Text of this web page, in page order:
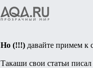
Но (!!!) давайте примем к
Такаши свои статьи